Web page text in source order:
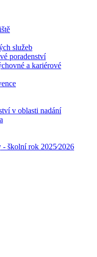
služeb
poradenství
a kariérové
v oblasti nadání
školní rok 2025⁄2026